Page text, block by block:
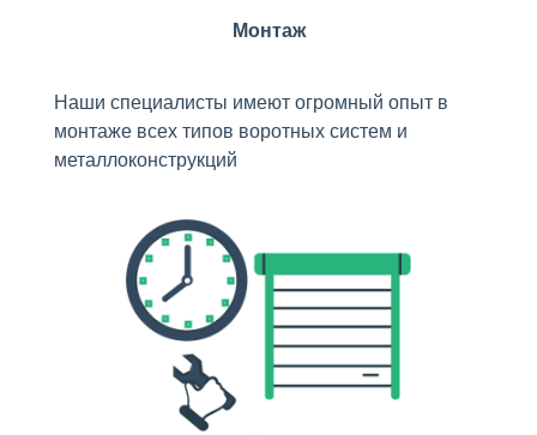
Монтаж
Наши специалисты имеют огромный опыт в
монтаже всех типов воротных систем и
металлоконструкций